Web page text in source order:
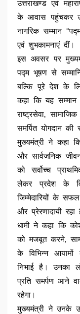
उत्तराखण्ड एवं
के आवास पहुंचकर
नागरिक सम्मान
एवं शुभकामनाएं दीं।
इस अवसर पर
पद्म भूषण से
बल्कि पूरे देश के
कहा कि यह सम्मान
राष्ट्रसेवा,
समर्पित योगदान की
मुख्यमंत्री ने कहा
और सार्वजनिक
को सर्वोच्च
लेकर प्रदेश के
जिम्मेदारियों के
और प्रेरणादायी रहा
धामी ने कहा कि
को मजबूत करने,
के विभिन्न
निभाई है। उनका
प्रति समर्पण आने
रहेगा।
मुख्यमंत्री ने उनके